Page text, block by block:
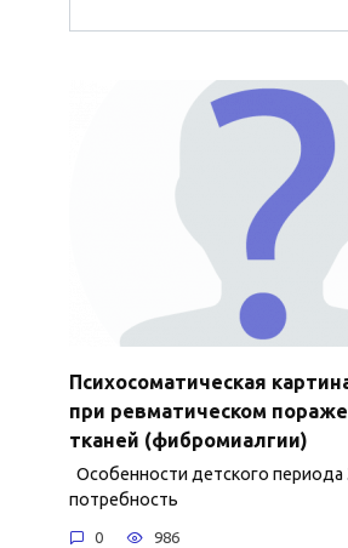
Психосоматическая
при ревматическом
тканей (фибромиалгии)
Особенности детского периода
потребность
0 986